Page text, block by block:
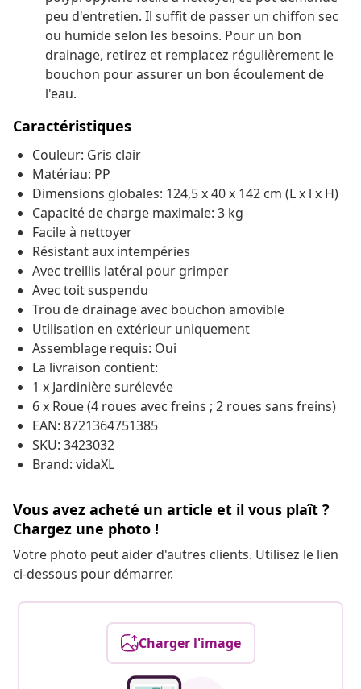
peu d'entretien. Il suffit de passer un chiffon sec
ou humide selon les besoins. Pour un bon
drainage, retirez et remplacez régulièrement le
bouchon pour assurer un bon écoulement de
l'eau.
Caractéristiques
Couleur: Gris clair
Matériau: PP
Dimensions globales: 124,5 x 40 x 142 cm (L x l x H)
Capacité de charge maximale: 3 kg
Facile à nettoyer
Résistant aux intempéries
Avec treillis latéral pour grimper
Avec toit suspendu
Trou de drainage avec bouchon amovible
Utilisation en extérieur uniquement
Assemblage requis: Oui
La livraison contient:
1 x Jardinière surélevée
6 x Roue (4 roues avec freins ; 2 roues sans freins)
EAN: 8721364751385
SKU: 3423032
Brand: vidaXL
Vous avez acheté un article et il vous plaît ?
Chargez une photo !
Votre photo peut aider d'autres clients. Utilisez le lien
ci-dessous pour démarrer.
Charger l'image